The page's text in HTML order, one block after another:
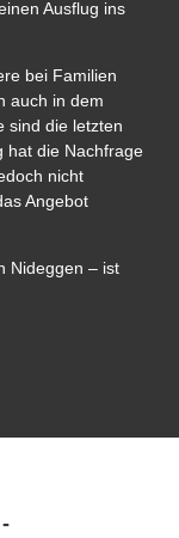
Ausflug ins
bei Familien
auch in dem
sind die letzten
hat die Nachfrage
nicht
Angebot
Nideggen – ist